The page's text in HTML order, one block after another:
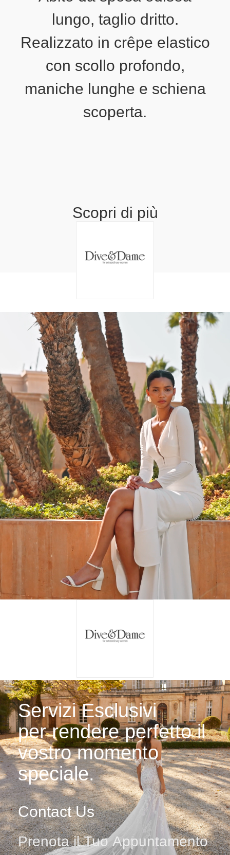
lungo, taglio dritto.
Realizzato in crêpe elastico
con scollo profondo,
maniche lunghe e schiena
scoperta.
Scopri di più
Servizi Esclusivi
per rendere perfetto il
vostro momento
speciale.
Contact Us
Prenota il Tuo Appuntamento